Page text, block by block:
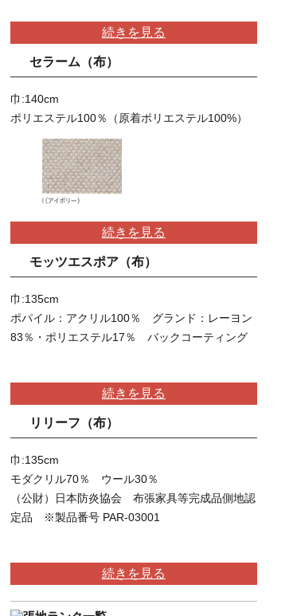
続きを見る
セラーム（布）
巾:140cm
ポリエステル100％（原着ポリエステル100%）
続きを見る
モッツエスポア（布）
巾:135cm
ポパイル：アクリル100％ グランド：レーヨン
83％・ポリエステル17％ バックコーティング
続きを見る
リリーフ（布）
巾:135cm
モダクリル70％ ウール30％
（公財）日本防炎協会 布張家具等完成品側地認
定品 ※製品番号 PAR-03001
続きを見る